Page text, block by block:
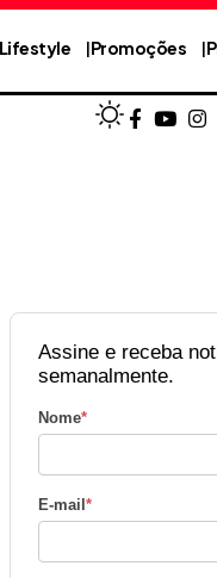
Promoções
Assine e receba
semanalmente.
Nome*
E-mail *